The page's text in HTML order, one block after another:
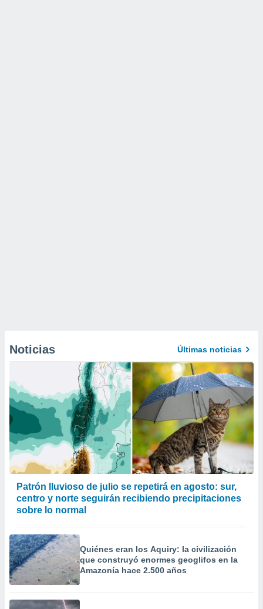
Noticias Últimas noticias
Patrón lluvioso de julio se repetirá en agosto: sur,
centro y norte seguirán recibiendo precipitaciones
sobre lo normal
Quiénes eran los Aquiry: la civilización
que construyó enormes geoglifos en la
Amazonía hace 2.500 años